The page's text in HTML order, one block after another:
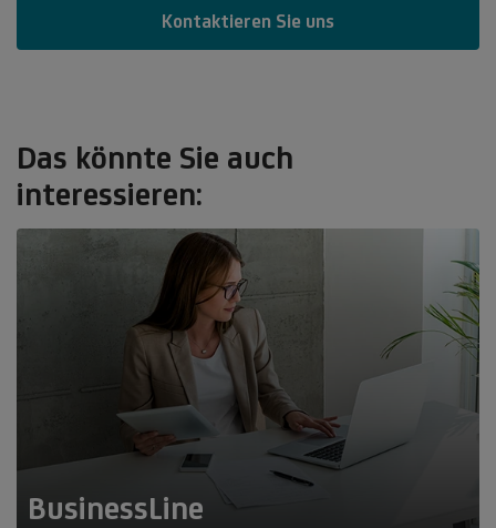
Kontaktieren Sie uns
Das könnte Sie auch
interessieren:
BusinessLine